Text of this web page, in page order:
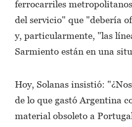
ferrocarriles
del servicio" que "debería
y, particularmente, "las
Sarmiento están en una
Hoy, Solanas insistió:
de lo que gastó Argentina
material obsoleto a